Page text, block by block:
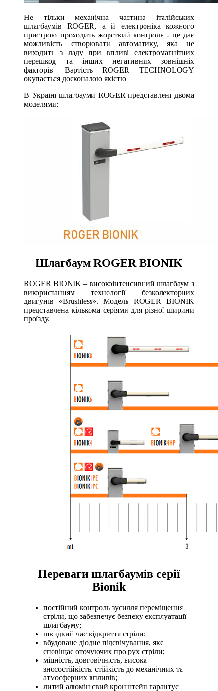
Не тільки механічна частина італійських
шлагбаумів ROGER, а й електроніка кожного
пристрою проходить жорсткий контроль - це дає
можливість створювати автоматику, яка не
виходить з ладу при впливі електромагнітних
перешкод та інших негативних зовнішніх
факторів. Вартість ROGER TECHNOLOGY
окупається досконалою якістю.
В Україні шлагбауми ROGER представлені двома
моделями:
Шлагбаум ROGER BIONIK
ROGER BIONIK – високоінтенсивний шлагбаум з
використанням технології безколекторних
двигунів «Brushless». Модель ROGER BIONIK
представлена кількома серіями для різної ширини
проїзду.
Переваги шлагбаумів серії
Bionik
постійний контроль зусилля переміщення
стріли, що забезпечує безпеку експлуатації
шлагбауму;
швидкий час відкриття стріли;
вбудоване діодне підсвічування, яке
сповіщає оточуючих про рух стріли;
міцність, довговічність, висока
зносостійкість, стійкість до механічних та
атмосферних впливів;
литий алюмінієвий кронштейн гарантує